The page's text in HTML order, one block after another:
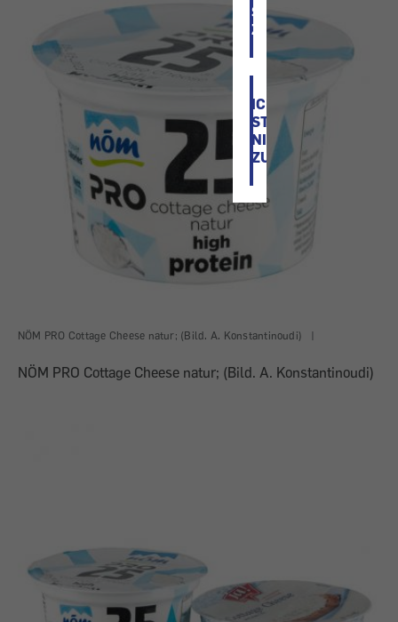
STIMME
ZU
ICH
STIMME
NICHT
ZU
NÖM PRO Cottage Cheese natur; (Bild. A. Konstantinoudi) |
NÖM PRO Cottage Cheese natur; (Bild. A. Konstantinoudi)